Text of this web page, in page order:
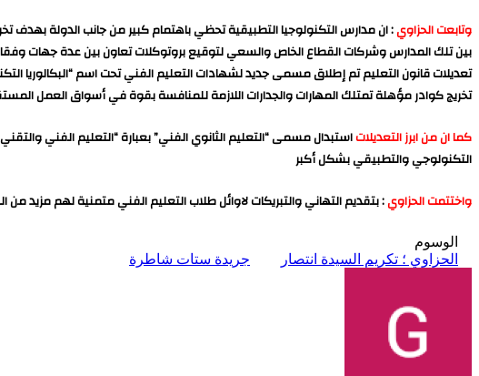
وتابعت الحزاوي: ان مدارس التكنولوجيا التطبيقية تحظي باهتمام كبير من جانب الدولة بهدف
بين تلك المدارس وشركات القطاع الخاص والسعي لتوقيع بروتوكلات تعاون بين عدة جهات
تعديلات قانون التعليم تم إطلاق مسمى جديد لشهادات التعليم الفني تحت اسم “البكالوريا
تخريج كوادر مؤهلة تمتلك المهارات والجدارات اللازمة للمنافسة بقوة في أسواق العمل
كما ان من ابرز التعديلاتاستبدال مسمى “التعليم الثانوي الفني” بعبارة “التعليم الفني
التكنولوجي والتطبيقي بشكل أكبر
واختتمت الحزاوي: بتقديم التهاني والتبريكات لاوائل طلاب التعليم الفني متمنية لهم مزيد من
الوسوم
الحزاوي ؛ تكريم السيدة انتصار
جريدة ستات شاطرة